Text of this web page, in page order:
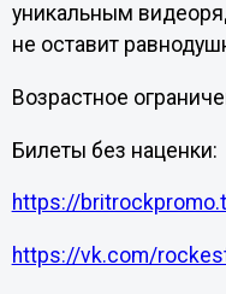
уникальным
не оставит
Возрастное
Билеты без наценки:
https://
https://vk.com/